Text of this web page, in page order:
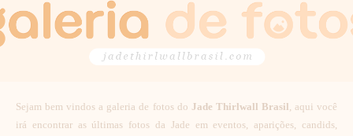
Sejam bem vindos a galeria de fotos do Jade Thirlwall Brasil, aqui você
irá encontrar as últimas fotos da Jade em eventos, aparições, candids,